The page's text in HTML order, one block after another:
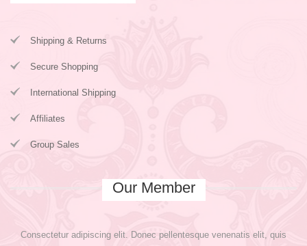
Shipping & Returns
Secure Shopping
International Shipping
Affiliates
Group Sales
Our Member
Consectetur adipiscing elit. Donec pellentesque venenatis elit, quis